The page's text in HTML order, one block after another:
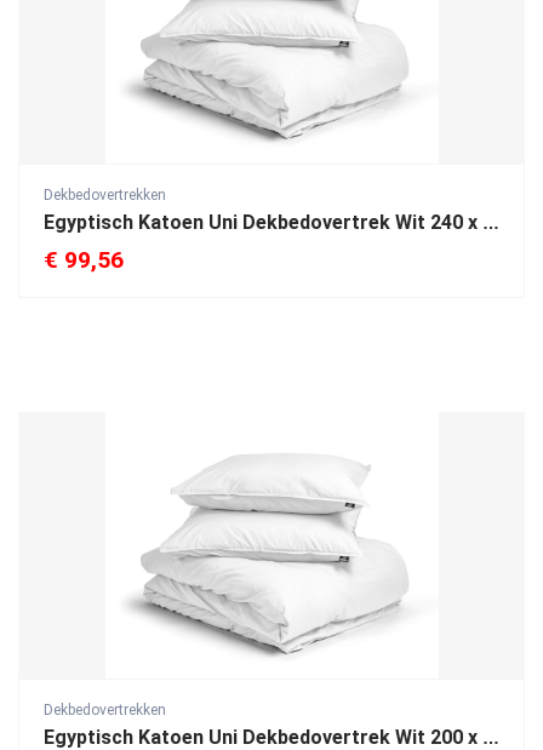
Dekbedovertrekken
Egyptisch Katoen Uni Dekbedovertrek Wit 240 x 200/260
€ 99,56
Dekbedovertrekken
Egyptisch Katoen Uni Dekbedovertrek Wit 200 x 200/260